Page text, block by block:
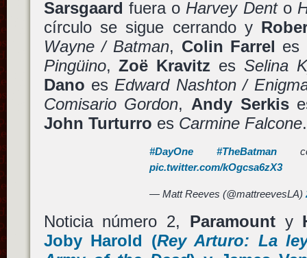
Sarsgaard fuera o Harvey Dento
círculo se sigue cerrando y
Wayne / Batman, Colin Farrel es
Pingüino,Zoë Kravitz esSelina
Dano es Edward Nashton /
Comisario Gordon, Andy Serkis
John Turturro es Carmine Falcone.
#DayOne #TheBatman
pic.twitter.com/kOgcsa6zX3
— Matt Reeves (@mattreevesLA)
Noticia número 2, Paramounty
Joby Harold (Rey Arturo: La